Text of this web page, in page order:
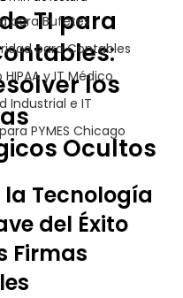
para Bufetes
para Contables
y IT Médico
Industrial e IT
PYMES Chicago
TI para
los
Ocultos
de 5 estrellas.
la Tecnología
del Éxito
Firmas